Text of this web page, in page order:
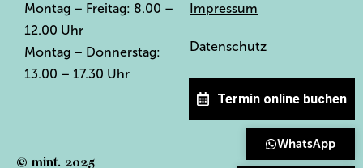
Termin online buchen
WhatsApp
Montag – Freitag: 8.00 –
12.00 Uhr
Montag – Donnerstag:
13.00 – 17.30 Uhr
Impressum
Datenschutz
© mint. 2025